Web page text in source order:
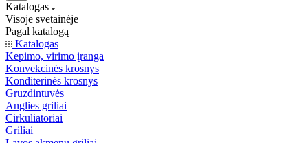
Katalogas
Visoje svetainėje
Pagal katalogą
Katalogas
Kepimo, virimo įranga
Konvekcinės krosnys
Konditerinės krosnys
Gruzdintuvės
Anglies griliai
Cirkuliatoriai
Griliai